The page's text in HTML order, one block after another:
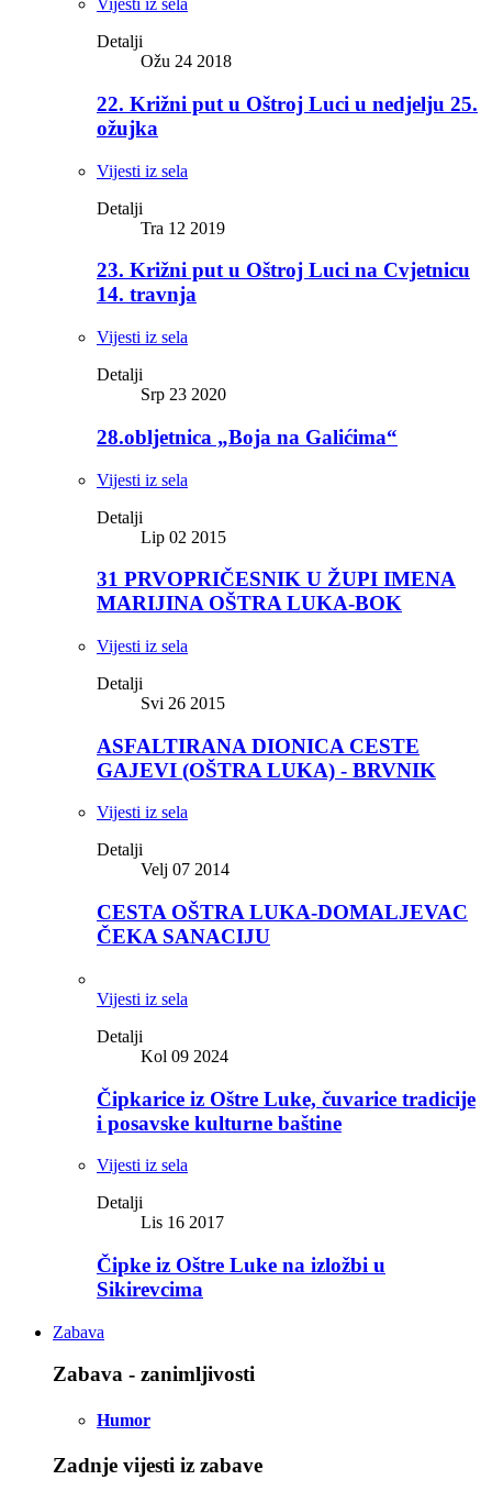
Vijesti iz sela
Detalji
Ožu 24 2018
22. Križni put u Oštroj Luci u nedjelju 25.
ožujka
Vijesti iz sela
Detalji
Tra 12 2019
23. Križni put u Oštroj Luci na Cvjetnicu
14. travnja
Vijesti iz sela
Detalji
Srp 23 2020
28.obljetnica „Boja na Galićima“
Vijesti iz sela
Detalji
Lip 02 2015
31 PRVOPRIČESNIK U ŽUPI IMENA
MARIJINA OŠTRA LUKA-BOK
Vijesti iz sela
Detalji
Svi 26 2015
ASFALTIRANA DIONICA CESTE
GAJEVI (OŠTRA LUKA) - BRVNIK
Vijesti iz sela
Detalji
Velj 07 2014
CESTA OŠTRA LUKA-DOMALJEVAC
ČEKA SANACIJU
Vijesti iz sela
Detalji
Kol 09 2024
Čipkarice iz Oštre Luke, čuvarice tradicije
i posavske kulturne baštine
Vijesti iz sela
Detalji
Lis 16 2017
Čipke iz Oštre Luke na izložbi u
Sikirevcima
Zabava
Zabava - zanimljivosti
Humor
Zadnje vijesti iz zabave